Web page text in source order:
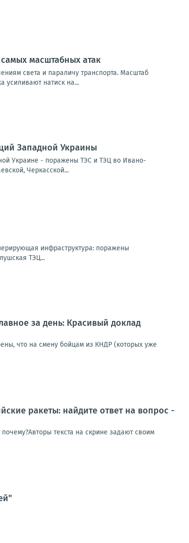
масштабных атак
света и параличу транспорта. Масштаб
усиливают натиск на...
Западной Украины
Украине - поражены ТЭС и ТЭЦ во Ивано-
Черкасской...
инфраструктура: поражены
ТЭЦ...
за день: Красивый доклад
что на смену бойцам из КНДР (которых уже
ракеты: найдите ответ на вопрос -
текста на скрине задают своим